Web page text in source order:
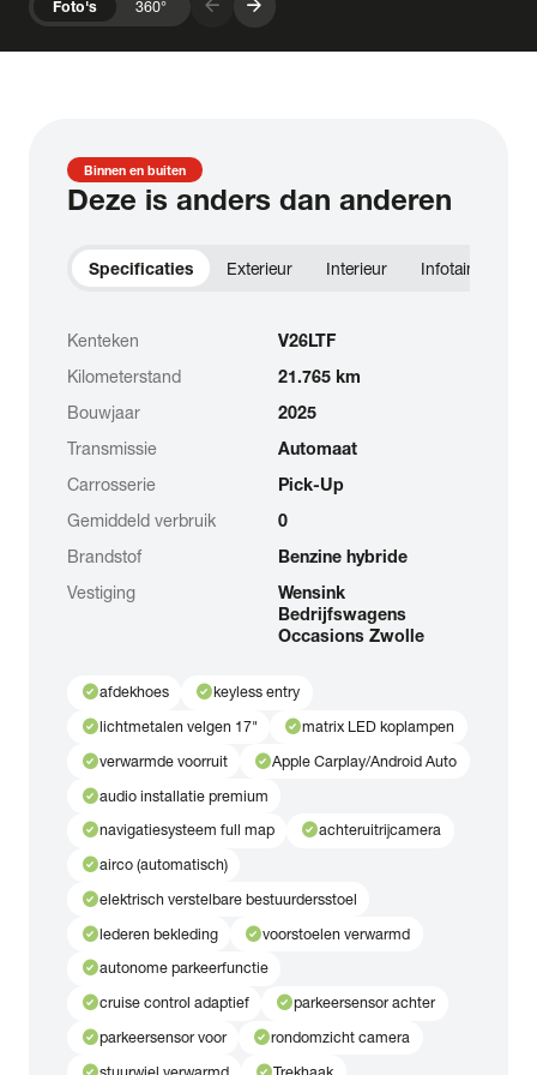
Foto's 360° arrow_forward arrow_forward
Binnen en buiten
Deze is anders dan anderen
Specificaties Exterieur Interieur Infotainment
Kenteken
V26LTF
Kilometerstand
21.765 km
Bouwjaar
2025
Transmissie
Automaat
Carrosserie
Pick-Up
Gemiddeld verbruik
0
Brandstof
Benzine hybride
Vestiging
Wensink
Bedrijfswagens
Occasions Zwolle
check_circleafdekhoes check_circlekeyless entry
check_circlelichtmetalen velgen 17" check_circlematrix LED koplampen
check_circleverwarmde voorruit check_circleApple Carplay/Android Auto
check_circleaudio installatie premium
check_circlenavigatiesysteem full map check_circleachteruitrijcamera
check_circleairco (automatisch)
check_circleelektrisch verstelbare bestuurdersstoel
check_circlelederen bekleding check_circlevoorstoelen verwarmd
check_circleautonome parkeerfunctie
check_circlecruise control adaptief check_circleparkeersensor achter
check_circleparkeersensor voor check_circlerondomzicht camera